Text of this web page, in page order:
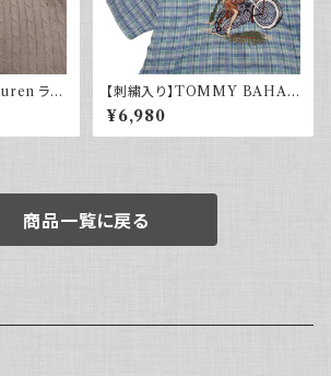
ラル
ニット
【刺繍入り】TOMMY BAHA
MA トミーバハマ オープンカラ
ーシャツ シルク100％ 開禁 古
着 アメカジ チェック
¥6,980
商品一覧に戻る